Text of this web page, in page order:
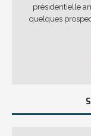
présidentielle
quelques